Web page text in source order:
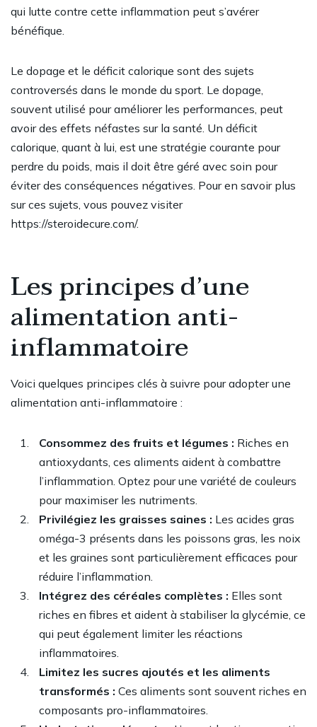
qui lutte contre cette inflammation peut s’avérer
bénéfique.
Le dopage et le déficit calorique sont des sujets
controversés dans le monde du sport. Le dopage,
souvent utilisé pour améliorer les performances, peut
avoir des effets néfastes sur la santé. Un déficit
calorique, quant à lui, est une stratégie courante pour
perdre du poids, mais il doit être géré avec soin pour
éviter des conséquences négatives. Pour en savoir plus
sur ces sujets, vous pouvez visiter
https://steroidecure.com/.
Les principes d’une
alimentation anti-
inflammatoire
Voici quelques principes clés à suivre pour adopter une
alimentation anti-inflammatoire :
Consommez des fruits et légumes : Riches en
antioxydants, ces aliments aident à combattre
l’inflammation. Optez pour une variété de couleurs
pour maximiser les nutriments.
Privilégiez les graisses saines : Les acides gras
oméga-3 présents dans les poissons gras, les noix
et les graines sont particulièrement efficaces pour
réduire l’inflammation.
Intégrez des céréales complètes : Elles sont
riches en fibres et aident à stabiliser la glycémie, ce
qui peut également limiter les réactions
inflammatoires.
Limitez les sucres ajoutés et les aliments
transformés : Ces aliments sont souvent riches en
composants pro-inflammatoires.